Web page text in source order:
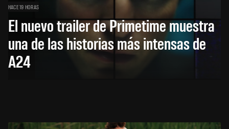
HACE 19 HORAS
El nuevo trailer de Primetime muestra
una de las historias más intensas de
A24